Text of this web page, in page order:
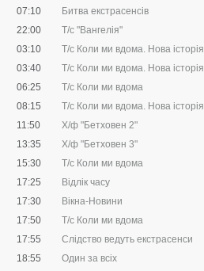
07:10
Битва екстрасенсів
22:00
Т/с "Вангелія"
03:10
Т/с Коли ми вдома. Нова історія
03:40
Т/с Коли ми вдома. Нова історія
06:25
Т/с Коли ми вдома
08:15
Т/с Коли ми вдома. Нова історія
11:50
Х/ф "Бетховен 2"
13:35
Х/ф "Бетховен 3"
15:30
Т/с Коли ми вдома
17:25
Відлік часу
17:30
Вікна-Новини
17:50
Т/с Коли ми вдома
17:55
Слідство ведуть екстрасенси
18:55
Один за всіх